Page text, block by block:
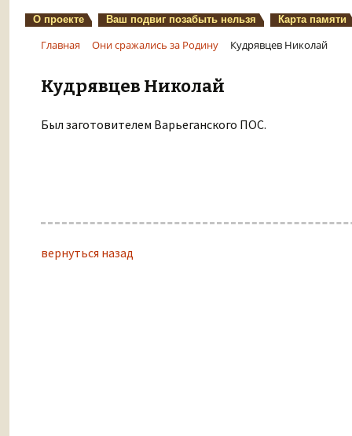
О проекте Ваш подвиг позабыть нельзя Карта памяти
Главная Они сражались за Родину Кудрявцев Николай
Кудрявцев Николай
Был заготовителем Варьеганского ПОС.
вернуться назад